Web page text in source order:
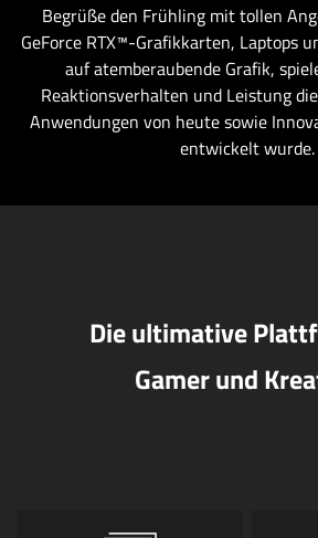
Begrüße den Frühling mit tollen
GeForce RTX™-Grafikkarten, Laptops
auf atemberaubende Grafik,
Reaktionsverhalten und Leistung
Anwendungen von heute sowie
entwickelt wurde.
Die ultimative
Gamer und